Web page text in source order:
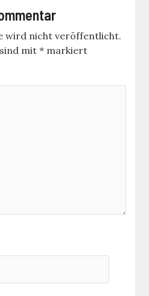
wird nicht veröffentlicht.
mit* markiert